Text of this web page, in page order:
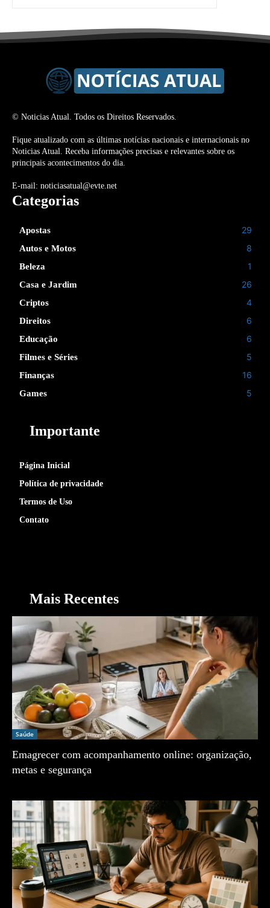
© Noticias Atual. Todos os Direitos Reservados.
Fique atualizado com as últimas notícias nacionais e internacionais no
Noticias Atual. Receba informações precisas e relevantes sobre os
principais acontecimentos do dia.
E-mail: noticiasatual@evte.net
Categorias
Apostas 29
Autos e Motos 8
Beleza 1
Casa e Jardim 26
Criptos 4
Direitos 6
Educação 6
Filmes e Séries 5
Finanças 16
Games 5
Importante
Página Inicial
Política de privacidade
Termos de Uso
Contato
Mais Recentes
Saúde
Emagrecer com acompanhamento online: organização,
metas e segurança